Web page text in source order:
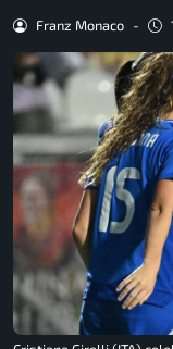
Franz Monaco -